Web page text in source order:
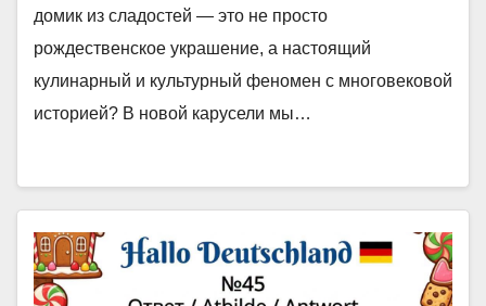
домик из сладостей — это не просто
рождественское украшение, а настоящий
кулинарный и культурный феномен с многовековой
историей? В новой карусели мы…